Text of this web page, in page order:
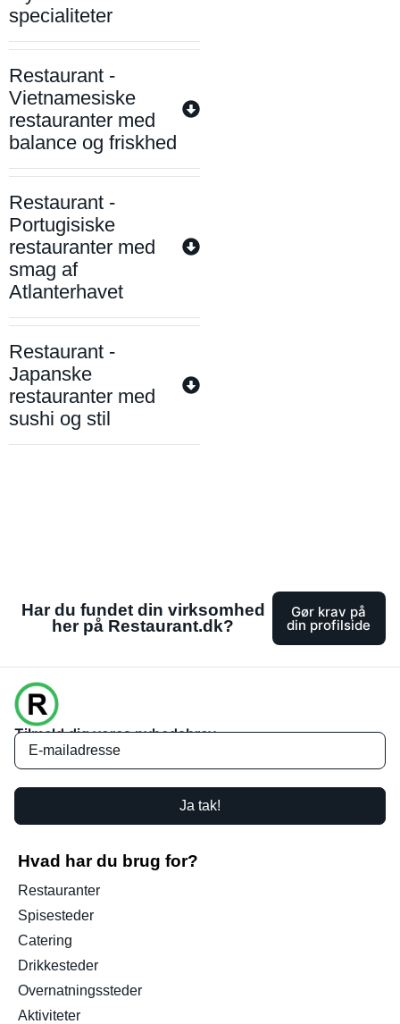
specialiteter
Restaurant -
Vietnamesiske
restauranter med
balance og friskhed
Restaurant -
Portugisiske
restauranter med
smag af
Atlanterhavet
Restaurant -
Japanske
restauranter med
sushi og stil
Har du fundet din virksomhed
her på Restaurant.dk?
Gør krav på
din profilside
Tilmeld dig vores nyhedsbrev
Ja tak!
Hvad har du brug for?
Restauranter
Spisesteder
Catering
Drikkesteder
Overnatningssteder
Aktiviteter